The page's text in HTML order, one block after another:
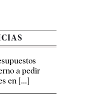
a pedir
en [...]